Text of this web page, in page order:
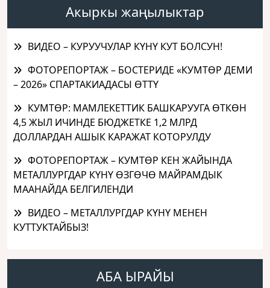
Акыркы жаңылыктар
ВИДЕО – КУРУУЧУЛАР КҮНҮ КУТ БОЛСУН!
ФОТОРЕПОРТАЖ – БОСТЕРИДЕ «КУМТӨР ДЕМИ
– 2026» СПАРТАКИАДАСЫ ӨТТҮ
КУМТӨР: МАМЛЕКЕТТИК БАШКАРУУГА ӨТКӨН
4,5 ЖЫЛ ИЧИНДЕ БЮДЖЕТКЕ 1,2 МЛРД
ДОЛЛАРДАН АШЫК КАРАЖАТ КОТОРУЛДУ
ФОТОРЕПОРТАЖ – КУМТӨР КЕН ЖАЙЫНДА
МЕТАЛЛУРГДАР КҮНҮ ӨЗГӨЧӨ МАЙРАМДЫК
МААНАЙДА БЕЛГИЛЕНДИ
ВИДЕО – МЕТАЛЛУРГДАР КҮНҮ МЕНЕН
КУТТУКТАЙБЫЗ!
АБА ЫРАЙЫ